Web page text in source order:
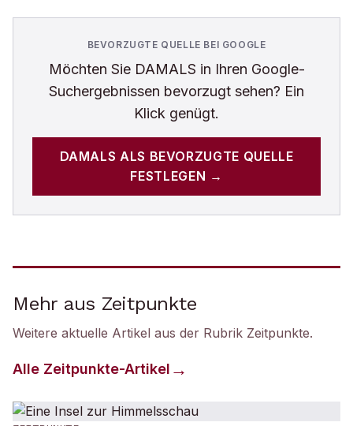
BEVORZUGTE QUELLE BEI GOOGLE
Möchten Sie DAMALS in Ihren Google-
Suchergebnissen bevorzugt sehen? Ein
Klick genügt.
DAMALS ALS BEVORZUGTE QUELLE
FESTLEGEN →
Mehr aus Zeitpunkte
Weitere aktuelle Artikel aus der Rubrik Zeitpunkte.
Alle Zeitpunkte-Artikel